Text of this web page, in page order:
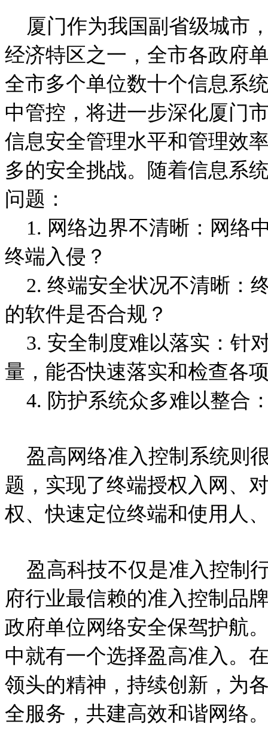
厦门作为我国副省级城市
经济特区之一，全市各政府
全市多个单位数十个信息系
中管控，将进一步深化厦门
信息安全管理水平和管理效
多的安全挑战。随着信息系
问题：
1. 网络边界不清晰：网络
终端入侵？
2. 终端安全状况不清晰：
的软件是否合规？
3. 安全制度难以落实：针
量，能否快速落实和检查各
4. 防护系统众多难以整合
盈高网络准入控制系统则
题，实现了终端授权入网、
权、快速定位终端和使用人
盈高科技不仅是准入控制
府行业最信赖的准入控制品
政府单位网络安全保驾护航
中就有一个选择盈高准入。
领头的精神，持续创新，为
全服务，共建高效和谐网络